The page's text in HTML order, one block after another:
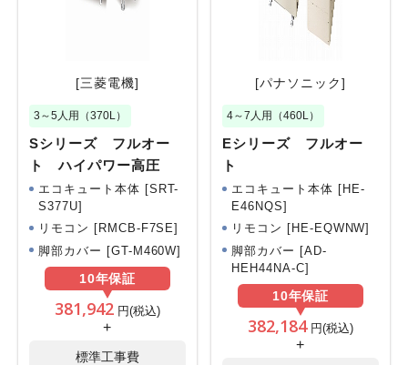
[三菱電機]
3～5人用（370L）
Sシリーズ フルオー
ト ハイパワー高圧
エコキュート本体 [SRT-
S377U]
リモコン [RMCB-F7SE]
脚部カバー [GT-M460W]
10年保証
381,942 円(税込)
+
標準工事費
[パナソニック]
4～7人用（460L）
Eシリーズ フルオー
ト
エコキュート本体 [HE-
E46NQS]
リモコン [HE-EQWNW]
脚部カバー [AD-
HEH44NA-C]
10年保証
382,184円(税込)
+